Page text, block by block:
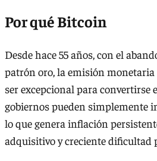
Por qué Bitcoin
Desde hace 55 años, con el
patrón oro, la emisión monetaria
ser excepcional para convertirse
gobiernos pueden simplemente
lo que genera inflación
adquisitivo y creciente dificultad